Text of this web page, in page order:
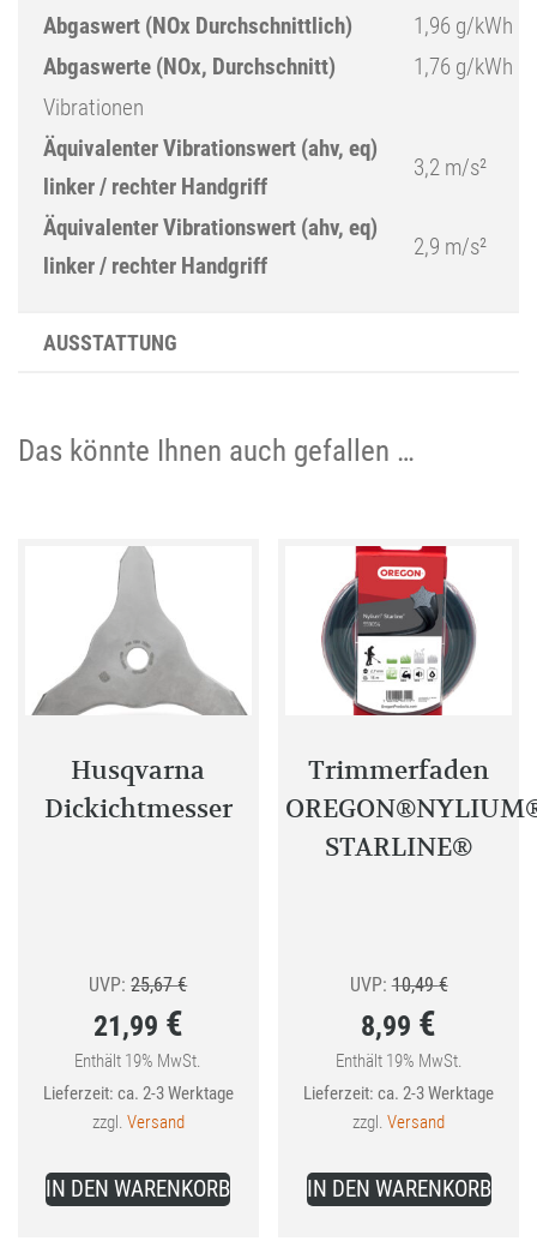
Abgaswert (NOx Durchschnittlich)
1,96 g/kWh
Abgaswerte (NOx, Durchschnitt)
1,76 g/kWh
Vibrationen
Äquivalenter Vibrationswert (ahv, eq)
linker / rechter Handgriff
3,2 m/s²
Äquivalenter Vibrationswert (ahv, eq)
linker / rechter Handgriff
2,9 m/s²
AUSSTATTUNG
Das könnte Ihnen auch gefallen …
Husqvarna
Dickichtmesser
UVP: 25,67€Ursprünglicher
war:
25,67 €
21,99 €
Aktueller
Preis
21,99 €.
Enthält 19% MwSt.
Lieferzeit: ca. 2-3 Werktage
zzgl. Versand
IN DEN WARENKORB
Trimmerfaden
STARLINE®
UVP: 10,49€
war:
10,49 €
8,99 €
Aktueller
Preis
8,99 €.
Enthält 19% MwSt.
Lieferzeit: ca. 2-3 Werktage
zzgl.Versand
IN DEN WARENKORB